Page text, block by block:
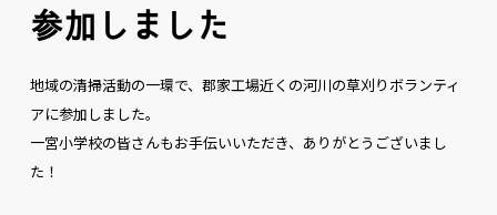
参加しました
地域の清掃活動の一環で、郡家工場近くの河川の草刈りボランティ
アに参加しました。
一宮小学校の皆さんもお手伝いいただき、ありがとうございまし
た！